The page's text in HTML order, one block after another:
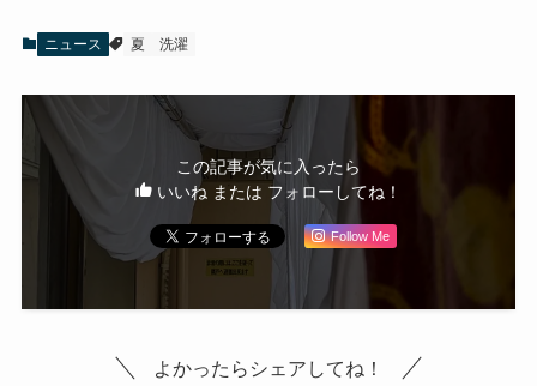
ニュース 夏 洗濯
この記事が気に入ったら
いいね または フォローしてね！
Follow Me
よかったらシェアしてね！